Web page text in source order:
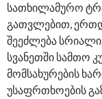
სათხილამურო
გათვლებით,
შეეძლება
სვანეთში სამთო
მომსახურების
უსაფრთხოების